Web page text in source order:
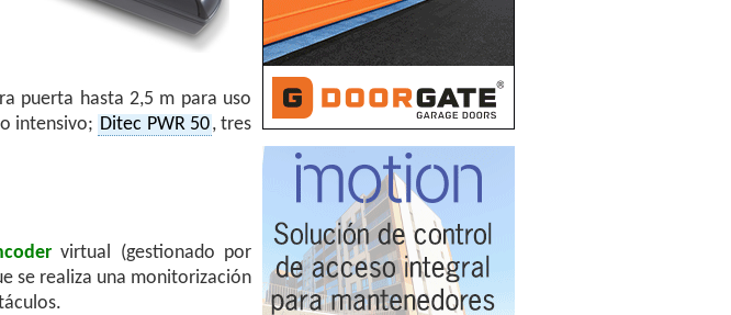
puerta hasta 2,5 m para uso
intensivo; Ditec PWR 50, tres
virtual (gestionado por
se realiza una monitorización